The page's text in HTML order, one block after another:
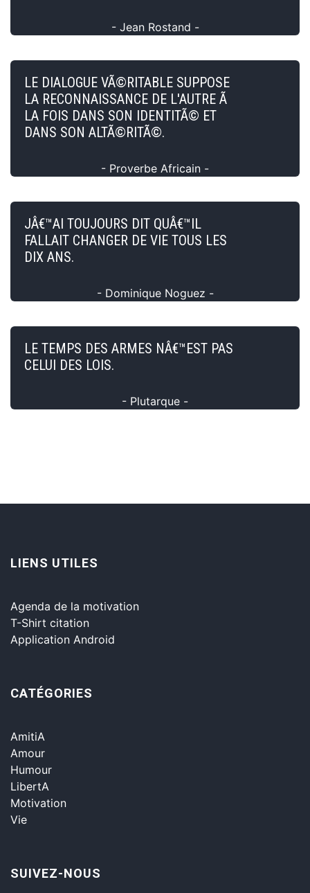
- Jean Rostand -
LE DIALOGUE VÃ©RITABLE SUPPOSE
LA RECONNAISSANCE DE L'AUTRE Ã
LA FOIS DANS SON IDENTITÃ© ET
DANS SON ALTÃ©RITÃ©.
- Proverbe Africain -
JÂ€™AI TOUJOURS DIT QUÂ€™IL
FALLAIT CHANGER DE VIE TOUS LES
DIX ANS.
- Dominique Noguez -
LE TEMPS DES ARMES NÂ€™EST PAS
CELUI DES LOIS.
- Plutarque -
LIENS UTILES
Agenda de la motivation
T-Shirt citation
Application Android
CATÉGORIES
AmitiA
Amour
Humour
LibertA
Motivation
Vie
SUIVEZ-NOUS